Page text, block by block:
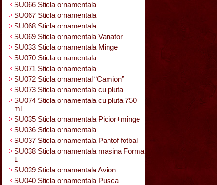
SU066 Sticla ornamentala
SU067 Sticla ornamentala
SU068 Sticla ornamentala
SU069 Sticla ornamentala Vanator
SU033 Sticla ornamentala Minge
SU070 Sticla ornamentala
SU071 Sticla ornamentala
SU072 Sticla ornamental “Camion”
SU073 Sticla ornamentala cu pluta
SU074 Sticla ornamentala cu pluta 750
ml
SU035 Sticla ornamentala Picior+minge
SU036 Sticla ornamentala
SU037 Sticla ornamentala Pantof fotbal
SU038 Sticla ornamentala masina Forma
1
SU039 Sticla ornamentala Avion
SU040 Sticla ornamentala Pusca